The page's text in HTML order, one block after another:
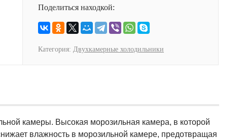
Поделиться находкой:
Категория: Двухкамерные холодильники
камеры. Высокая морозильная камера, в которой
влажность в морозильной камере, предотвращая